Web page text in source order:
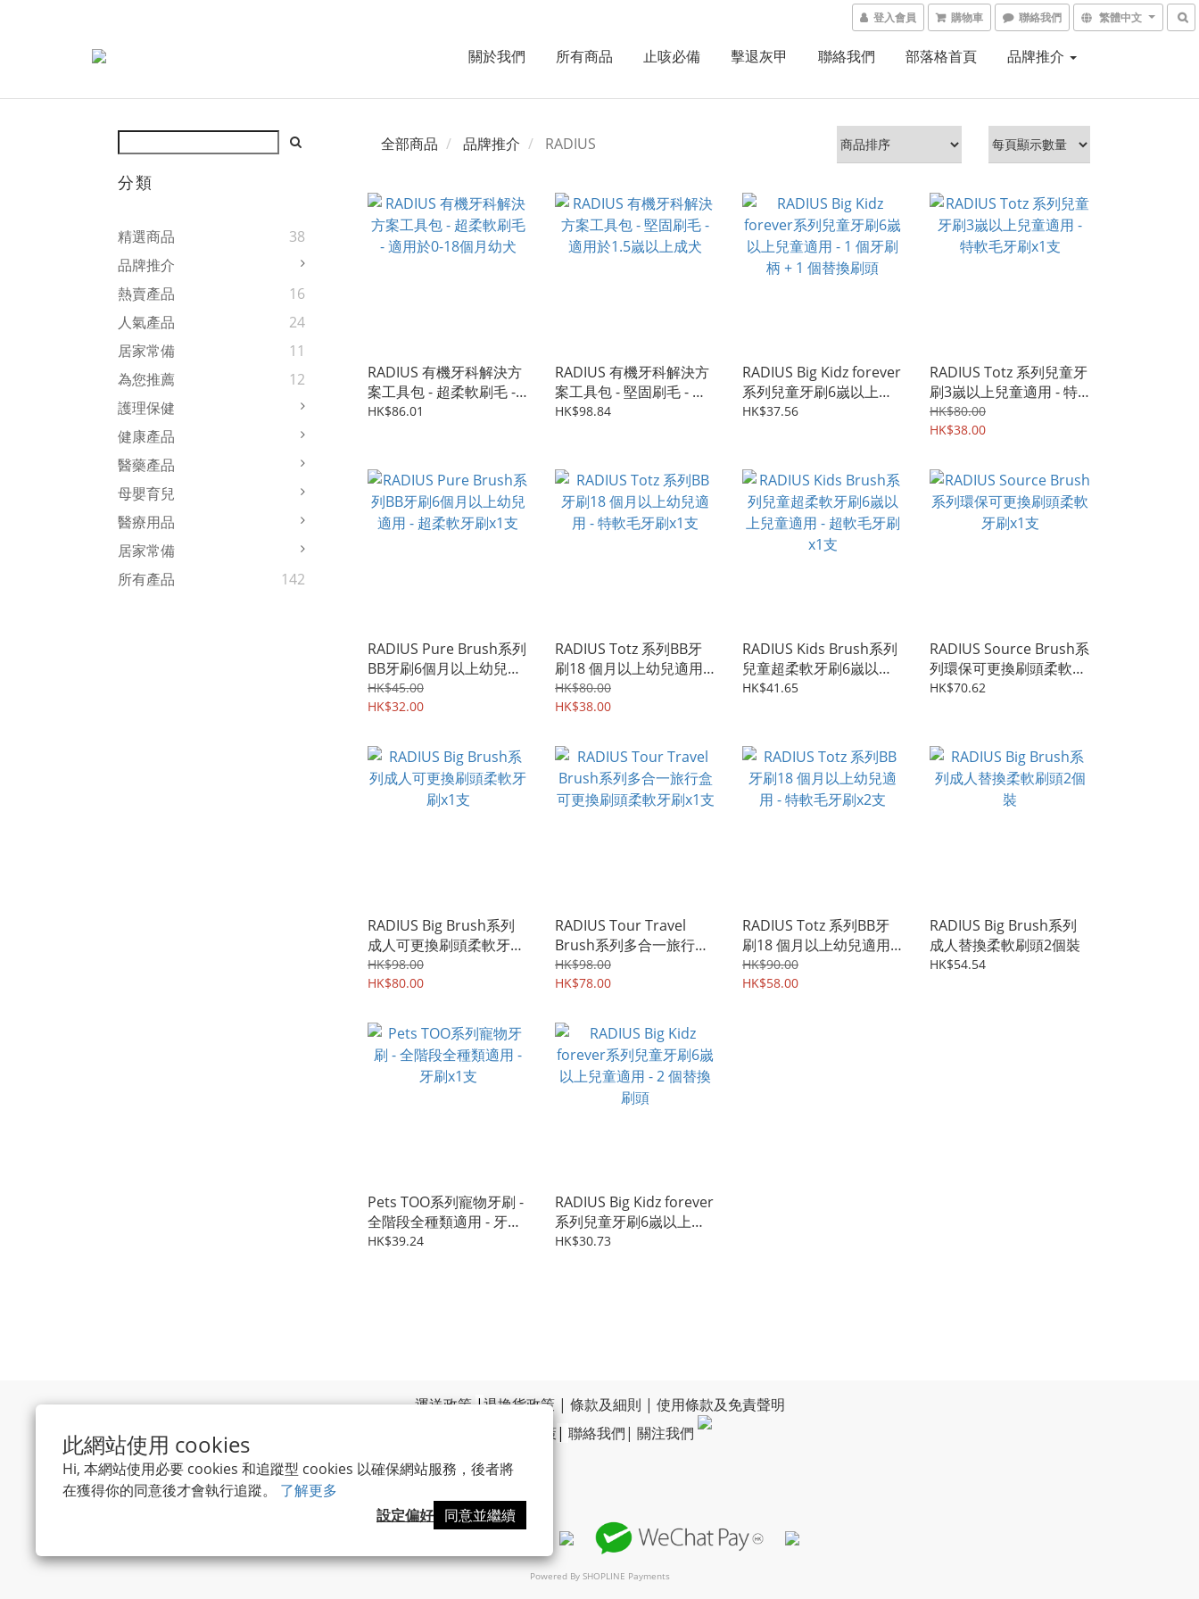
此網站使用 cookies
Hi, 本網站使用必要 cookies 和追蹤型 cookies 以確保網站服務，後者將
在獲得你的同意後才會執行追蹤。 了解更多
設定偏好 同意並繼續
登入會員 購物車 聯絡我們 繁體中文
關於我們 所有商品 止咳必備 擊退灰甲 聯絡我們 部落格首頁 品牌推介
分類
精選商品
38
品牌推介
熱賣產品
16
人氣產品
24
居家常備
11
為您推薦
12
護理保健
健康產品
醫藥產品
母嬰育兒
醫療用品
居家常備
所有產品
142
全部商品 品牌推介 RADIUS
RADIUS 有機牙科解決方
案工具包 - 超柔軟刷毛 -
適用於0-18個月幼犬
HK$86.01
RADIUS 有機牙科解決方
案工具包 - 堅固刷毛 - 適
用於1.5嵗以上成犬
HK$98.84
RADIUS Big Kidz forever
系列兒童牙刷6嵗以上兒
童適用 - 1 個牙刷柄 + 1
HK$37.56
RADIUS Totz 系列兒童牙
刷3嵗以上兒童適用 - 特
軟毛牙刷x1支
HK$80.00
HK$38.00
RADIUS Pure Brush系列
BB牙刷6個月以上幼兒適
用 - 超柔軟牙刷x1支
HK$45.00
HK$32.00
RADIUS Totz 系列BB牙
刷18 個月以上幼兒適用 -
特軟毛牙刷x1支
HK$80.00
HK$38.00
RADIUS Kids Brush系列
兒童超柔軟牙刷6嵗以上
兒童適用 - 超軟毛牙刷x1
HK$41.65
RADIUS Source Brush系
列環保可更換刷頭柔軟牙
刷x1支
HK$70.62
RADIUS Big Brush系列
成人可更換刷頭柔軟牙刷
x1支
HK$98.00
HK$80.00
RADIUS Tour Travel
Brush系列多合一旅行盒
可更換刷頭柔軟牙刷x1支
HK$98.00
HK$78.00
RADIUS Totz 系列BB牙
刷18 個月以上幼兒適用 -
特軟毛牙刷x2支
HK$90.00
HK$58.00
RADIUS Big Brush系列
成人替換柔軟刷頭2個裝
HK$54.54
Pets TOO系列寵物牙刷 -
全階段全種類適用 - 牙刷
x1支
HK$39.24
RADIUS Big Kidz forever
系列兒童牙刷6嵗以上兒
童適用 - 2 個替換刷頭
HK$30.73
運送政策|退換貨政策| 條款及細則 | 使用條款及免責聲明
私隱政策| 聯絡我們| 關注我們
Powered By SHOPLINE Payments